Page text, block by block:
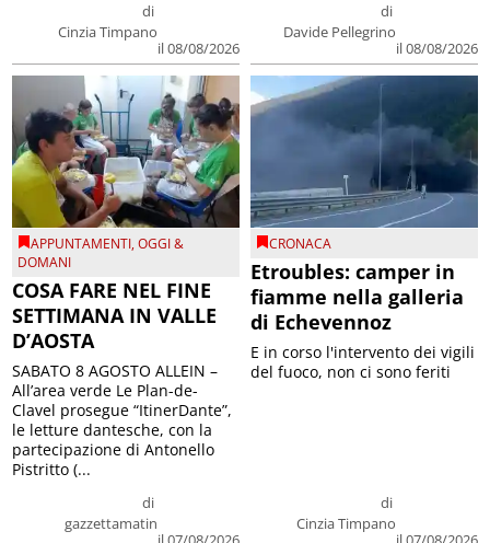
di
Cinzia Timpano
il 08/08/2026
di
Davide Pellegrino
il 08/08/2026
APPUNTAMENTI,OGGI &
DOMANI
COSA FARE NEL FINE
SETTIMANA IN VALLE
D’AOSTA
di
gazzettamatin
SABATO 8 AGOSTO ALLEIN –
All’area verde Le Plan-de-
Clavel prosegue “ItinerDante”,
le letture dantesche, con la
partecipazione di Antonello
Pistritto (...
CRONACA
Etroubles: camper in
fiamme nella galleria
di Echevennoz
di
Cinzia Timpano
E in corso l'intervento dei vigili
del fuoco, non ci sono feriti